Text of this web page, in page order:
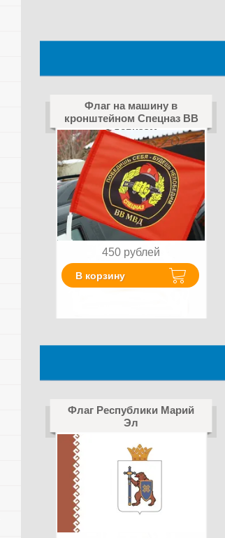
Флаг на машину в
кронштейном Спецназ ВВ
с девизом
450 рублей
В корзину
Флаг Республики Марий
Эл